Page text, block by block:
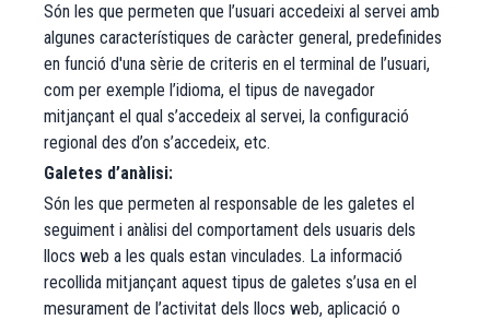
Són les que permeten que l’usuari accedeixi al servei amb
algunes característiques de caràcter general, predefinides
en funció d'una sèrie de criteris en el terminal de l’usuari,
com per exemple l’idioma, el tipus de navegador
mitjançant el qual s’accedeix al servei, la configuració
regional des d’on s’accedeix, etc.​​
Galetes d’anàlisi:
Són les que permeten al responsable de les galetes el
seguiment i anàlisi del comportament dels usuaris dels
llocs web a les quals estan vinculades. La informació
recollida mitjançant aquest tipus de galetes s’usa en el
mesurament de l’activitat dels llocs web, aplicació o